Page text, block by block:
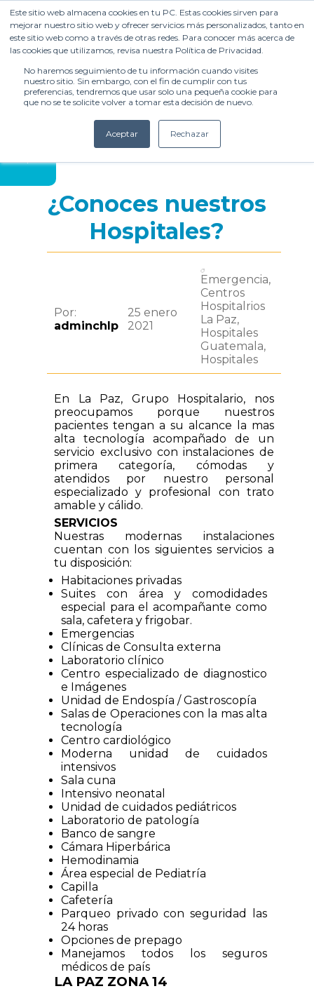
Este sitio web almacena cookies en tu PC. Estas cookies sirven para
mejorar nuestro sitio web y ofrecer servicios más personalizados, tanto en
este sitio web como a través de otras redes. Para conocer más acerca de
las cookies que utilizamos, revisa nuestra Política de Privacidad.
No haremos seguimiento de tu información cuando visites
nuestro sitio. Sin embargo, con el fin de cumplir con tus
preferencias, tendremos que usar solo una pequeña cookie para
que no se te solicite volver a tomar esta decisión de nuevo.
Aceptar Rechazar
¿Conoces nuestros
Hospitales?
Por:
adminchlp
25 enero
2021
Emergencia,
Centros
Hospitalrios
La Paz,
Hospitales
Guatemala,
Hospitales
En La Paz, Grupo Hospitalario, nos
preocupamos porque nuestros
pacientes tengan a su alcance la mas
alta tecnología acompañado de un
servicio exclusivo con instalaciones de
primera categoría, cómodas y
atendidos por nuestro personal
especializado y profesional con trato
amable y cálido.
SERVICIOS
Nuestras modernas instalaciones
cuentan con los siguientes servicios a
tu disposición:
Habitaciones privadas
Suites con área y comodidades
especial para el acompañante como
sala, cafetera y frigobar.
Emergencias
Clínicas de Consulta externa
Laboratorio clínico
Centro especializado de diagnostico
e Imágenes
Unidad de Endospía / Gastroscopía
Salas de Operaciones con la mas alta
tecnología
Centro cardiológico
Moderna unidad de cuidados
intensivos
Sala cuna
Intensivo neonatal
Unidad de cuidados pediátricos
Laboratorio de patología
Banco de sangre
Cámara Hiperbárica
Hemodinamia
Área especial de Pediatría
Capilla
Cafetería
Parqueo privado con seguridad las
24 horas
Opciones de prepago
Manejamos todos los seguros
médicos de país
LA PAZ ZONA 14